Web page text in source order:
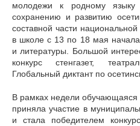
молодежи к родному
сохранению и развитию
составной части
в школе с 13 по 18 мая
и литературы. Большой
конкурс стенгазет,
Глобальный диктант по
В рамках недели
приняла участие в
и стала победителем